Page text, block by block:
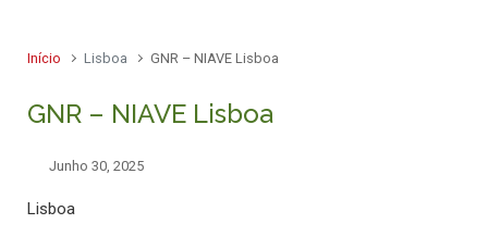
Início Lisboa GNR – NIAVE Lisboa
GNR – NIAVE Lisboa
Junho 30, 2025
Lisboa